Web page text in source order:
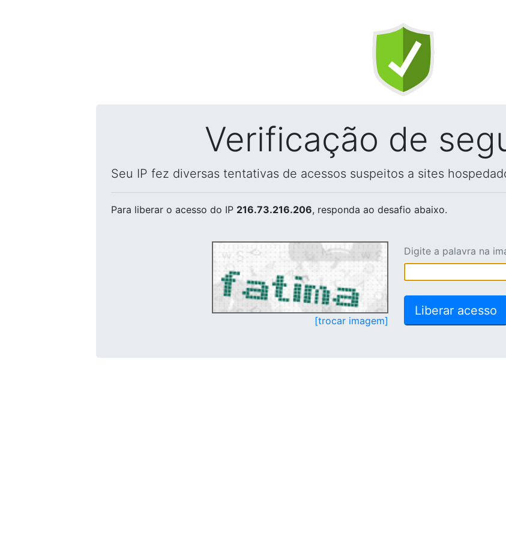
Verificação de
Seu IP fez diversas tentativas de acessos suspeitos a sites
Para liberar o acesso do IP 216.73.216.206, responda ao desafio abaixo.
[trocar imagem]
Digite a palavra na